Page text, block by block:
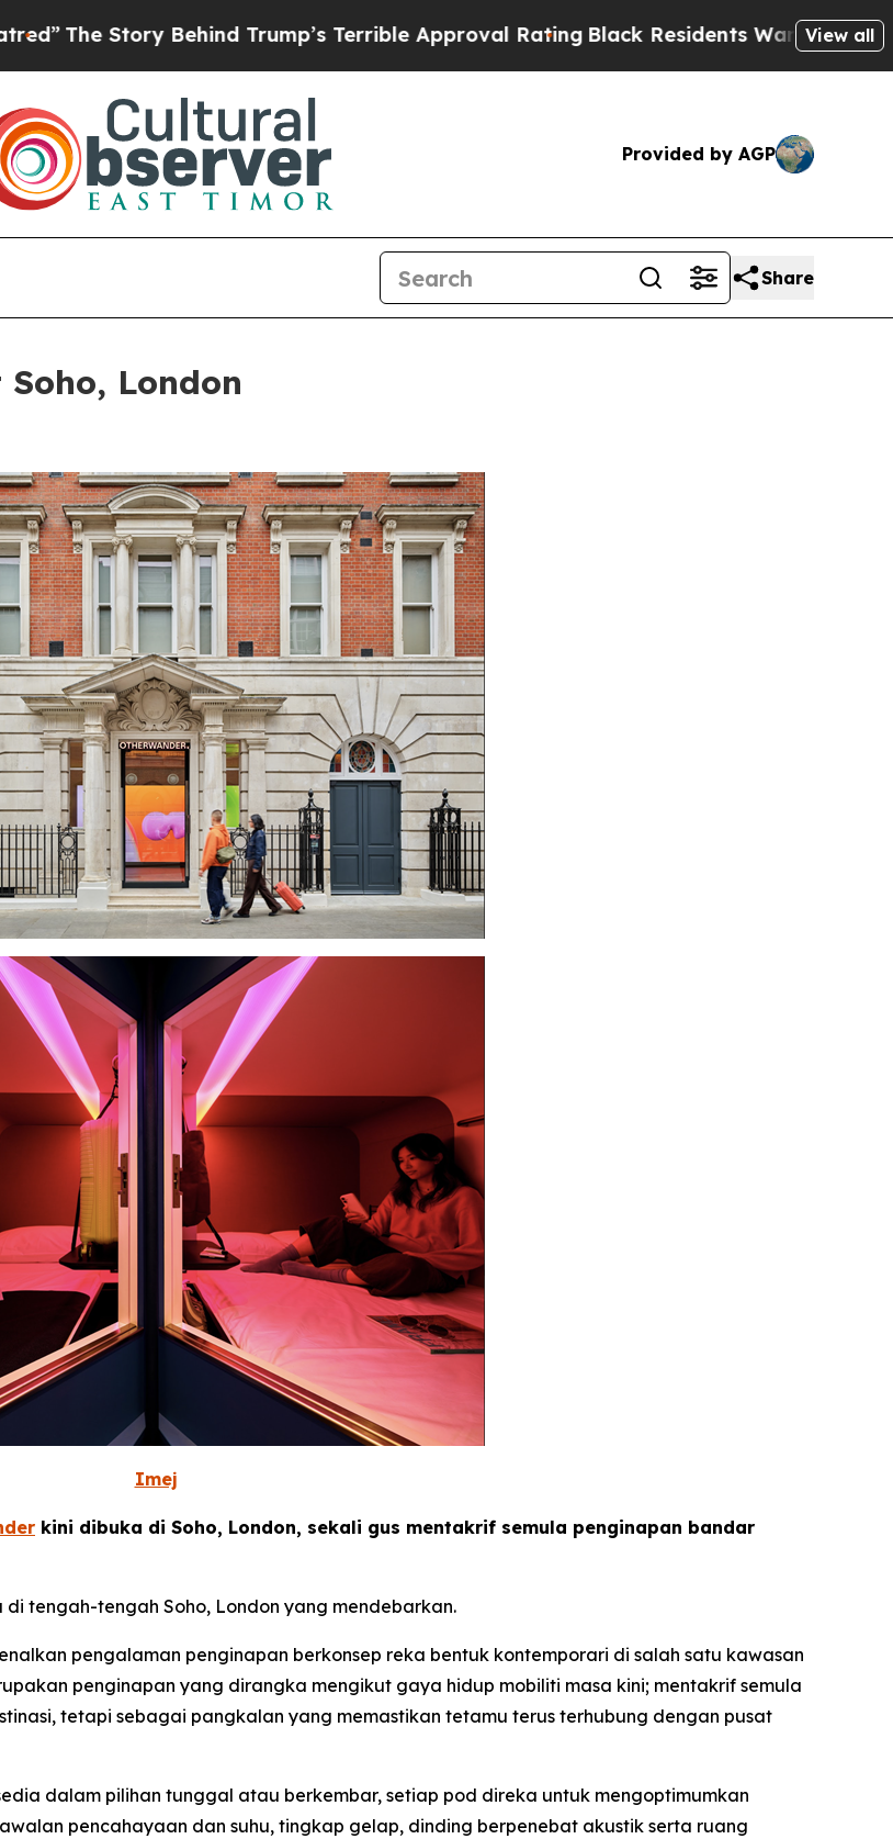
Trump’s Terrible Approval RatingBlack Residents Warned of Abusive Cops for
View all
Provided by AGP
Share
London
Imej
kini dibuka di Soho, London, sekali gus mentakrif semula penginapan bandar
tengah-tengah Soho, London yang mendebarkan.
pengalaman penginapan berkonsep reka bentuk kontemporari di salah satu kawasan
penginapan yang dirangka mengikut gaya hidup mobiliti masa kini; mentakrif semula
tetapi sebagai pangkalan yang memastikan tetamu terus terhubung dengan pusat
dalam pilihan tunggal atau berkembar, setiap pod direka untuk mengoptimumkan
pencahayaan dan suhu, tingkap gelap, dinding berpenebat akustik serta ruang